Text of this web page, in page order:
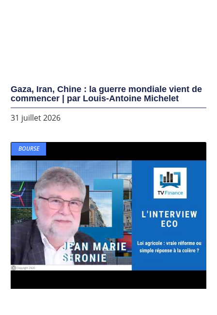
Gaza, Iran, Chine : la guerre mondiale vient de
commencer | par Louis-Antoine Michelet
31 juillet 2026
BOURSE